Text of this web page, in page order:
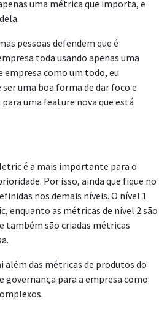
uma métrica que importa, e
pessoas defendem que é
toda usando apenas uma
empresa como um todo, eu
uma boa forma de dar foco e
uma feature nova que está
é a mais importante para o
Por isso, ainda que fique no
nos demais níveis. O nível 1
enquanto as métricas de nível 2 são
também são criadas métricas
além das métricas de produtos do
governança para a empresa como